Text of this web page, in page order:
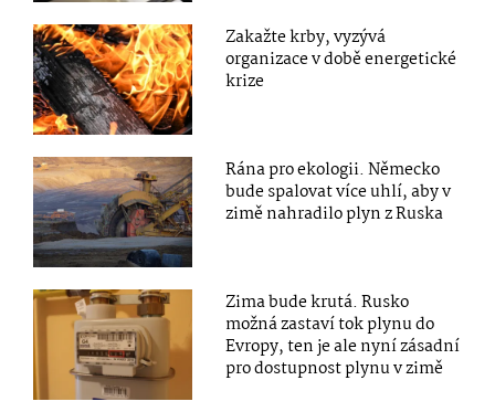
Zakažte krby, vyzývá
organizace v době energetické
krize
Rána pro ekologii. Německo
bude spalovat více uhlí, aby v
zimě nahradilo plyn z Ruska
Zima bude krutá. Rusko
možná zastaví tok plynu do
Evropy, ten je ale nyní zásadní
pro dostupnost plynu v zimě